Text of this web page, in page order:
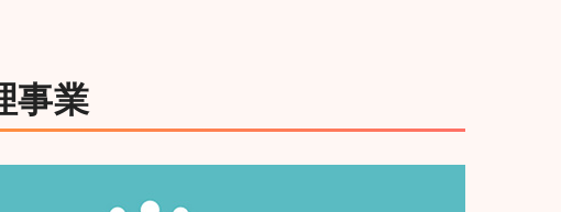
事業